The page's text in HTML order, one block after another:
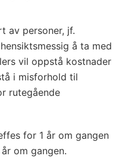
av personer, jf.
å ta med
vil oppstå kostnader
i misforhold til
rutegående
for 1 år om gangen
om gangen.